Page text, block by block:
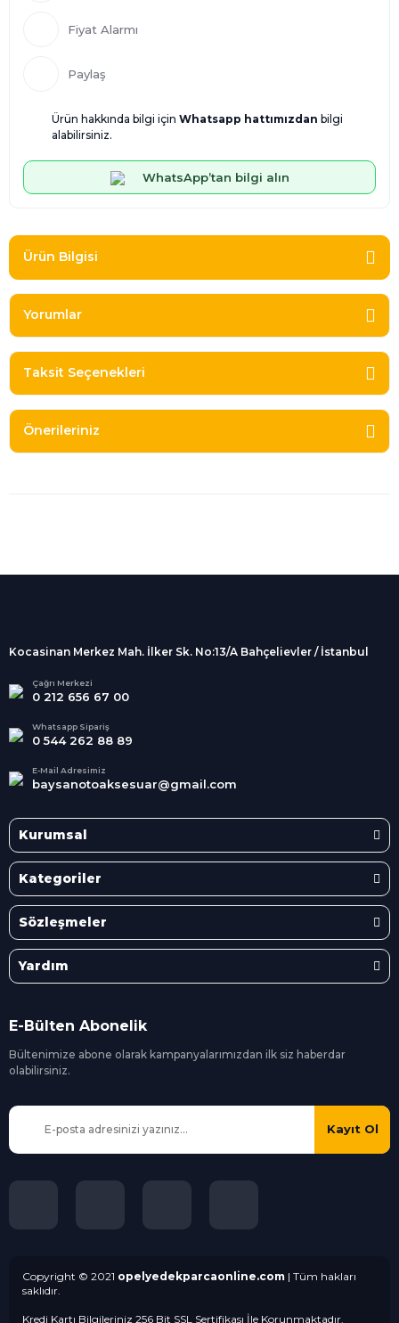
Fiyat Alarmı
Paylaş
Ürün hakkında bilgi için Whatsapp hattımızdan bilgi
alabilirsiniz.
WhatsApp’tan bilgi alın
Ürün Bilgisi
Yorumlar
Taksit Seçenekleri
Önerileriniz
Alışveriş
kargolanmaktadır.
Tüm Kredi Kartlarına taksit
seçenekleri
Kocasinan Merkez Mah. İlker Sk. No:13/A Bahçelievler / İstanbul
Çağrı Merkezi
0 212 656 67 00
Whatsapp Sipariş
0 544 262 88 89
E-Mail Adresimiz
baysanotoaksesuar@gmail.com
Kurumsal
Kategoriler
Sözleşmeler
Yardım
E-Bülten Abonelik
Bültenimize abone olarak kampanyalarımızdan ilk siz haberdar
olabilirsiniz.
Kayıt Ol
Copyright © 2021 opelyedekparcaonline.com | Tüm hakları
saklıdır.
Kredi Kartı Bilgileriniz 256 Bit SSL Sertifikası İle Korunmaktadır.